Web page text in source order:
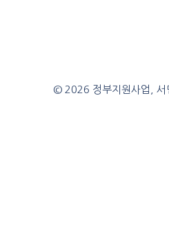
© 2026 정부지원사업, 서